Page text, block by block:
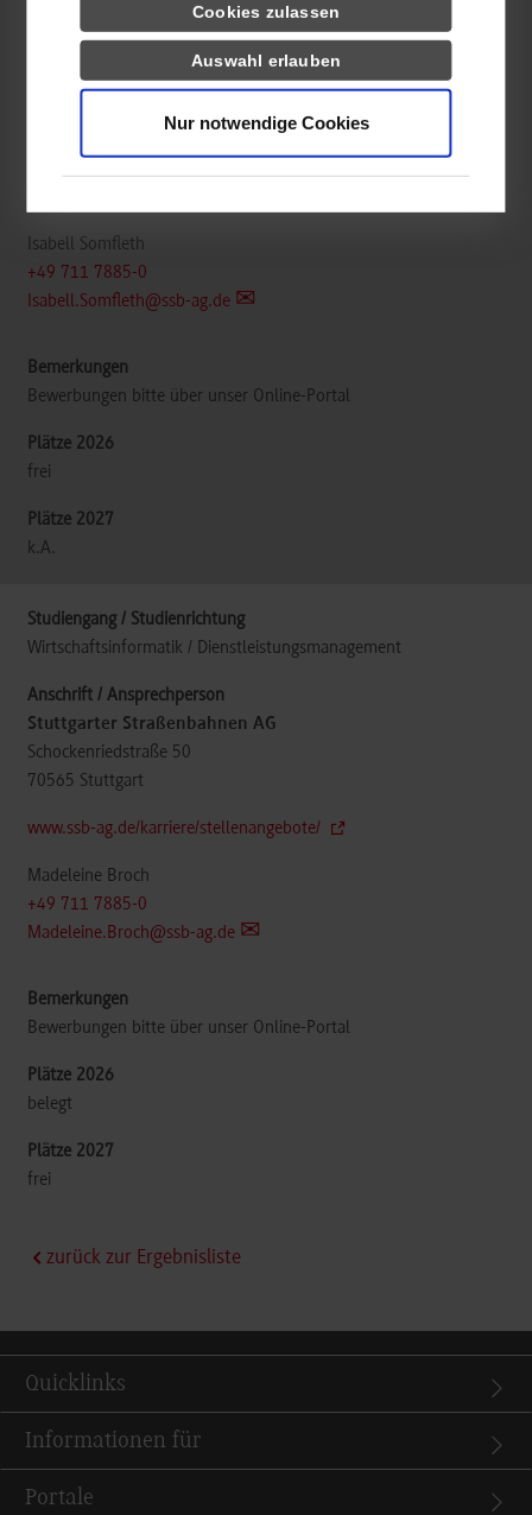
Cookies zulassen
Auswahl erlauben
Nur notwendige Cookies
Stuttgarter Straßenbahnen AG
Schockenriedstraße 50
Stuttgart
Isabell Somfleth
+49 711 7885-0
Isabell.Somfleth@ssb-ag.de
Bewerbungen bitte über unser Online-Portal
frei
k.A.
Wirtschaftsinformatik / Dienstleistungsmanagement
Stuttgarter Straßenbahnen AG
Schockenriedstraße 50
70565 Stuttgart
www.ssb-ag.de/karriere/stellenangebote/
Madeleine Broch
+49 711 7885-0
Madeleine.Broch@ssb-ag.de
Bewerbungen bitte über unser Online-Portal
belegt
frei
zurück zur Ergebnisliste
Quicklinks
Informationen für
Portale